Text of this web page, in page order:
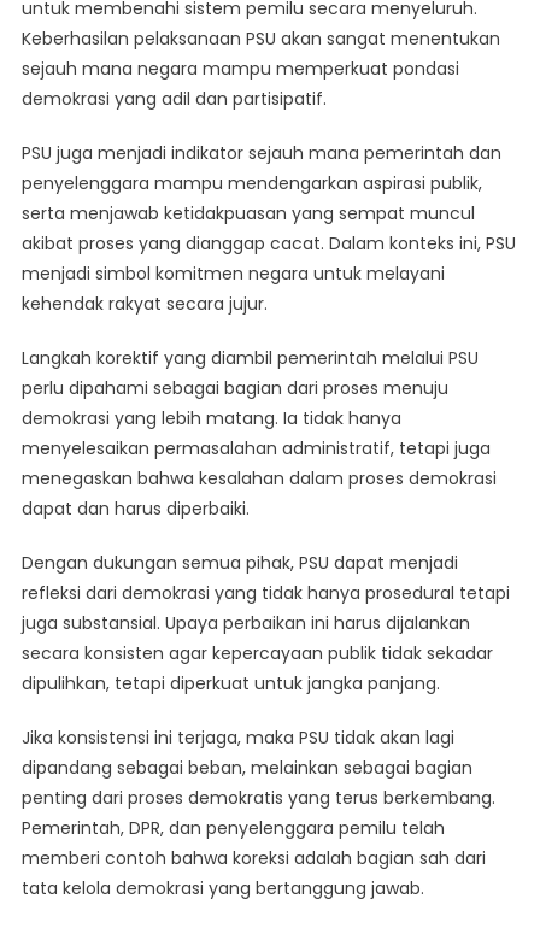
untuk membenahi sistem pemilu secara menyeluruh.
Keberhasilan pelaksanaan PSU akan sangat menentukan
sejauh mana negara mampu memperkuat pondasi
demokrasi yang adil dan partisipatif.
PSU juga menjadi indikator sejauh mana pemerintah dan
penyelenggara mampu mendengarkan aspirasi publik,
serta menjawab ketidakpuasan yang sempat muncul
akibat proses yang dianggap cacat. Dalam konteks ini, PSU
menjadi simbol komitmen negara untuk melayani
kehendak rakyat secara jujur.
Langkah korektif yang diambil pemerintah melalui PSU
perlu dipahami sebagai bagian dari proses menuju
demokrasi yang lebih matang. Ia tidak hanya
menyelesaikan permasalahan administratif, tetapi juga
menegaskan bahwa kesalahan dalam proses demokrasi
dapat dan harus diperbaiki.
Dengan dukungan semua pihak, PSU dapat menjadi
refleksi dari demokrasi yang tidak hanya prosedural tetapi
juga substansial. Upaya perbaikan ini harus dijalankan
secara konsisten agar kepercayaan publik tidak sekadar
dipulihkan, tetapi diperkuat untuk jangka panjang.
Jika konsistensi ini terjaga, maka PSU tidak akan lagi
dipandang sebagai beban, melainkan sebagai bagian
penting dari proses demokratis yang terus berkembang.
Pemerintah, DPR, dan penyelenggara pemilu telah
memberi contoh bahwa koreksi adalah bagian sah dari
tata kelola demokrasi yang bertanggung jawab.